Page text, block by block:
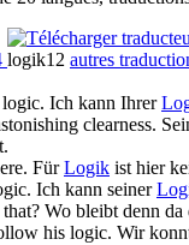
logik12 autres
logic. Ich kann Ihrer
clearness.
FürLogik ist hier
. Ich kann seiner
Wo bleibt denn da
his logic. Wir